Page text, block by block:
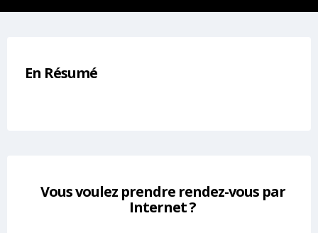
En Résumé
Vous voulez prendre rendez-vous par
Internet ?